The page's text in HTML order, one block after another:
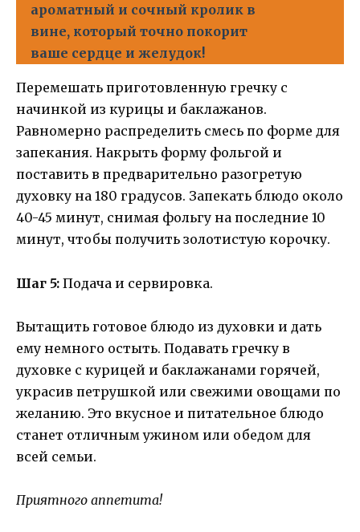
ароматный и сочный кролик в
вине, который точно покорит
ваше сердце и желудок!
Перемешать приготовленную гречку с
начинкой из курицы и баклажанов.
Равномерно распределить смесь по форме для
запекания. Накрыть форму фольгой и
поставить в предварительно разогретую
духовку на 180 градусов. Запекать блюдо около
40-45 минут, снимая фольгу на последние 10
минут, чтобы получить золотистую корочку.
Шаг 5: Подача и сервировка.
Вытащить готовое блюдо из духовки и дать
ему немного остыть. Подавать гречку в
духовке с курицей и баклажанами горячей,
украсив петрушкой или свежими овощами по
желанию. Это вкусное и питательное блюдо
станет отличным ужином или обедом для
всей семьи.
Приятного аппетита!